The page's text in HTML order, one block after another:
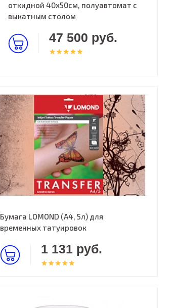
откидной 40х50см, полуавтомат с
выкатным столом
47 500 руб.
Бумага LOMOND (A4, 5л) для
временных татуировок
1 131 руб.